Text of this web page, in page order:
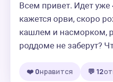
Всем привет. Идет уже
кажется орви, скоро
кашлем и насморком,
роддоме не заберут?
❤️ 0нравится 💬 12